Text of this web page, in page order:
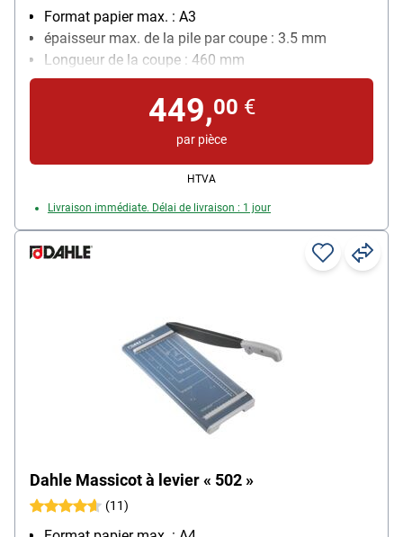
Format papier max. : A3
épaisseur max. de la pile par coupe : 3.5 mm
Longueur de la coupe : 460 mm
Quadrillage avec différents formats : Oui
Particularités : 2 angles gradués, inox Solinger
449,00 €
par pièce
HTVA
Livraison immédiate. Délai de livraison : 1 jour
Dahle Massicot à levier « 502 »
(11)